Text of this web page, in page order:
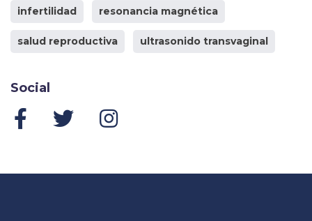
infertilidad resonancia magnética
salud reproductiva ultrasonido transvaginal
Social